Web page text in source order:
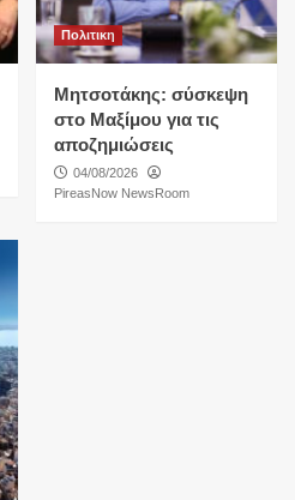
Πολιτικη
Μητσοτάκης: σύσκεψη
στο Μαξίμου για τις
αποζημιώσεις
04/08/2026
PireasNow NewsRoom